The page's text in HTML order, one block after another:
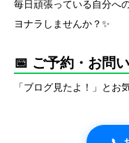
毎日頑張っている自分へ
ヨナラしませんか？✨
📅 ご予約・お問
「ブログ見たよ！」とお